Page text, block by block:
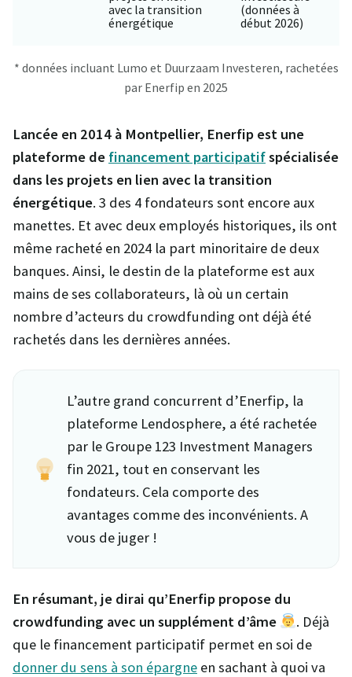
avec la transition
énergétique
(données à
début 2026)
* données incluant Lumo et Duurzaam Investeren, rachetées
par Enerfip en 2025
Lancée en 2014 à Montpellier, Enerfip est une
plateforme de financement participatifspécialisée
dans les projets en lien avec la transition
énergétique. 3 des 4 fondateurs sont encore aux
manettes. Et avec deux employés historiques, ils ont
même racheté en 2024 la part minoritaire de deux
banques. Ainsi, le destin de la plateforme est aux
mains de ses collaborateurs, là où un certain
nombre d’acteurs du crowdfunding ont déjà été
rachetés dans les dernières années.
L’autre grand concurrent d’Enerfip, la
plateforme Lendosphere, a été rachetée
par le Groupe 123 Investment Managers
fin 2021, tout en conservant les
fondateurs. Cela comporte des
avantages comme des inconvénients. A
vous de juger !
En résumant, je dirai qu’Enerfip propose du
crowdfunding avec un supplément d’âme
. Déjà
que le financement participatif permet en soi de
donner du sens à son épargne en sachant à quoi va